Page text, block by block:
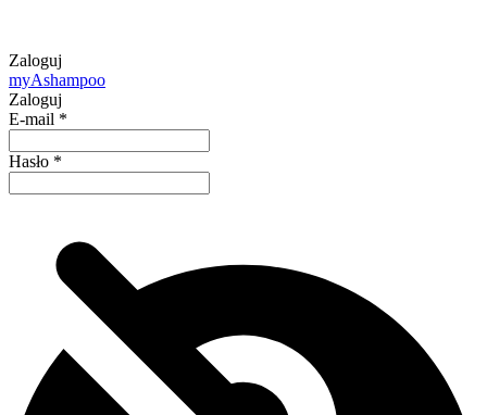
Zaloguj
myAshampoo
Zaloguj
E-mail *
Hasło *